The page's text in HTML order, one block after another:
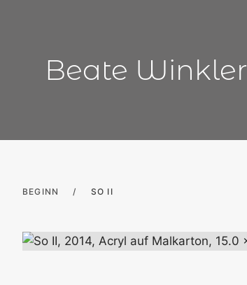
Beate Winkler
BEGINN / SO II